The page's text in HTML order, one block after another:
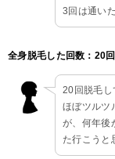
3回は通い
全身脱毛した回数：20回
20回脱毛し
ほぼツルツ
が、何年後
た行こうと